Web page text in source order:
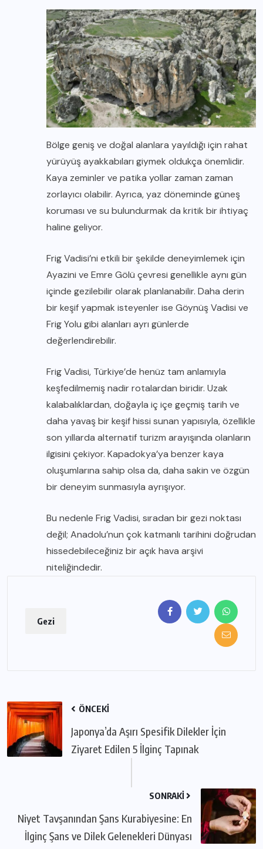
Bölge geniş ve doğal alanlara yayıldığı için rahat
yürüyüş ayakkabıları giymek oldukça önemlidir.
Kaya zeminler ve patika yollar zaman zaman
zorlayıcı olabilir. Ayrıca, yaz döneminde güneş
koruması ve su bulundurmak da kritik bir ihtiyaç
haline geliyor.
Frig Vadisi’ni etkili bir şekilde deneyimlemek için
Ayazini ve Emre Gölü çevresi genellikle aynı gün
içinde gezilebilir olarak planlanabilir. Daha derin
bir keşif yapmak isteyenler ise Göynüş Vadisi ve
Frig Yolu gibi alanları ayrı günlerde
değerlendirebilir.
Frig Vadisi, Türkiye’de henüz tam anlamıyla
keşfedilmemiş nadir rotalardan biridir. Uzak
kalabalıklardan, doğayla iç içe geçmiş tarih ve
daha yavaş bir keşif hissi sunan yapısıyla, özellikle
son yıllarda alternatif turizm arayışında olanların
ilgisini çekiyor. Kapadokya’ya benzer kaya
oluşumlarına sahip olsa da, daha sakin ve özgün
bir deneyim sunmasıyla ayrışıyor.
Bu nedenle Frig Vadisi, sıradan bir gezi noktası
değil; Anadolu’nun çok katmanlı tarihini doğrudan
hissedebileceğiniz bir açık hava arşivi
niteliğindedir.
Gezi
ÖNCEKI
Japonya’da Aşırı Spesifik Dilekler İçin
Ziyaret Edilen 5 İlginç Tapınak
SONRAKI
Niyet Tavşanından Şans Kurabiyesine: En
İlginç Şans ve Dilek Gelenekleri Dünyası